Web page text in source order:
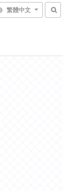
繁體中文